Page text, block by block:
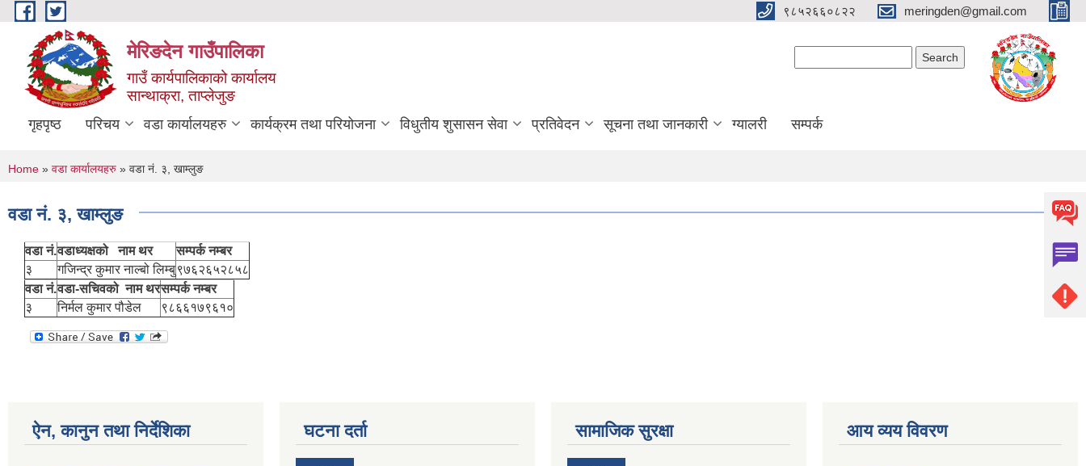
Skip to main content ९८५२६६०८२२ meringden@gmail.com
मेरिङदेन गाउँपालिका
गाउँ कार्यपालिकाको कार्यालय
सान्थाक्रा, ताप्लेजुङ
गृहपृष्ठ परिचय वडा कार्यालयहरु कार्यक्रम तथा परियोजना विधुतीय शुसासन सेवा प्रतिवेदन सूचना तथा जानकारी ग्यालरी सम्पर्क
You are here
Home » वडा कार्यालयहरु » वडा नं. ३, खाम्लुङ
वडा नं. ३, खाम्लुङ
वडा नं.वडाध्यक्षको नाम थर
सम्पर्क नम्बर
३
गजिन्द्र कुमार नाल्बो लिम्बु९७६२६५२८५८
वडा नं.वडा-सचिवको नाम थरसम्पर्क नम्बर
३
निर्मल कुमार पौडेल ९८६६१७९६१०
ऐन, कानुन तथा निर्देशिका घटना दर्ता सामाजिक सुरक्षा आय व्यय विवरण